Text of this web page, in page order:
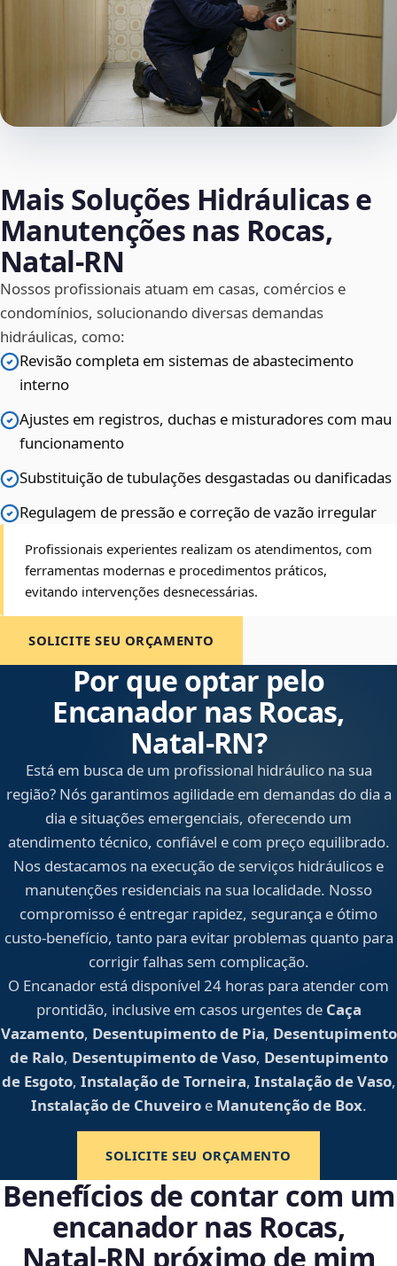
Mais Soluções Hidráulicas e
Manutenções nas Rocas,
Natal‑RN
Nossos profissionais atuam em casas, comércios e
condomínios, solucionando diversas demandas
hidráulicas, como:
Revisão completa em sistemas de abastecimento
interno
Ajustes em registros, duchas e misturadores com mau
funcionamento
Substituição de tubulações desgastadas ou danificadas
Regulagem de pressão e correção de vazão irregular
Profissionais experientes realizam os atendimentos, com
ferramentas modernas e procedimentos práticos,
evitando intervenções desnecessárias.
SOLICITE SEU ORÇAMENTO
Por que optar pelo
Encanador nas Rocas,
Natal‑RN?
Está em busca de um profissional hidráulico na sua
região? Nós garantimos agilidade em demandas do dia a
dia e situações emergenciais, oferecendo um
atendimento técnico, confiável e com preço equilibrado.
Nos destacamos na execução de serviços hidráulicos e
manutenções residenciais na sua localidade. Nosso
compromisso é entregar rapidez, segurança e ótimo
custo-benefício, tanto para evitar problemas quanto para
corrigir falhas sem complicação.
O Encanador está disponível 24 horas para atender com
prontidão, inclusive em casos urgentes de Caça
Vazamento, Desentupimento de Pia, Desentupimento
de Ralo, Desentupimento de Vaso, Desentupimento
de Esgoto, Instalação de Torneira, Instalação de Vaso,
Instalação de Chuveiroe Manutenção de Box.
SOLICITE SEU ORÇAMENTO
Benefícios de contar com um
encanador nas Rocas,
Natal‑RN próximo de mim